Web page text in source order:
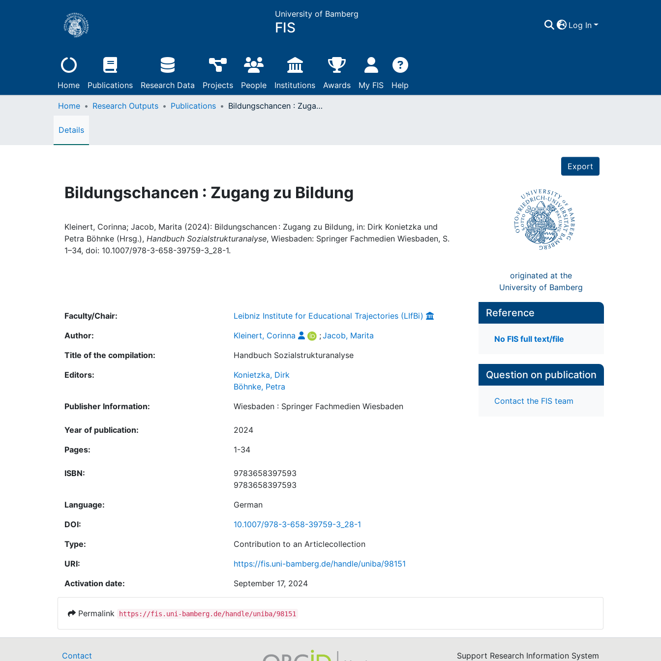
University of Bamberg
FIS Log In
Home Publications Research Data Projects People Institutions Awards My FIS Help
Home Research Outputs Publications Bildungschancen : Zugang zu Bildung
Details
Export
Bildungschancen : Zugang zu Bildung
Kleinert, Corinna; Jacob, Marita (2024): Bildungschancen : Zugang zu Bildung, in: Dirk Konietzka und
Petra Böhnke (Hrsg.), Handbuch Sozialstrukturanalyse, Wiesbaden: Springer Fachmedien Wiesbaden, S.
1–34, doi: 10.1007/978-3-658-39759-3_28-1.
originated at the
University of Bamberg
Faculty/Chair:
Leibniz Institute for Educational Trajectories (LIfBi)
Author:
Kleinert, Corinna ;Jacob, Marita
Title of the compilation:
Handbuch Sozialstrukturanalyse
Editors:
Konietzka, Dirk
Böhnke, Petra
Publisher Information:
Wiesbaden : Springer Fachmedien Wiesbaden
Year of publication:
2024
Pages:
1-34
ISBN:
9783658397593
9783658397593
Language:
German
DOI:
10.1007/978-3-658-39759-3_28-1
Type:
Contribution to an Articlecollection
URI:
https://fis.uni-bamberg.de/handle/uniba/98151
Activation date:
September 17, 2024
Reference
No FIS full text/file
Question on publication
Contact the FIS team
Permalink https://fis.uni-bamberg.de/handle/uniba/98151
Contact Support Research Information System